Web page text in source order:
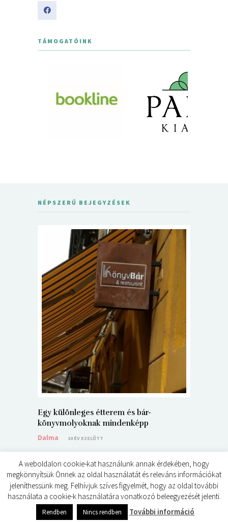
TÁMOGATÓINK
NÉPSZERŰ BEJEGYZÉSEK
Egy különleges étterem és bár-
könyvmolyoknak mindenképp
Dalma
10 ÉV EZELŐTT
© ÉDES KIS KÖNYVKRITIKÁK 2024
A weboldalon cookie-kat használunk annak érdekében, hogy
megkönnyítsük Önnek az oldal használatát és releváns információkat
jeleníthessünk meg. Felhívjuk szíves figyelmét, hogy az oldal további
használata a cookie-k használatára vonatkozó beleegyezését jelenti.
Rendben Nincs rendben További információ